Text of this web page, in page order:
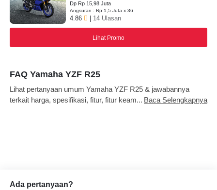
Dp Rp 15,98 Juta
Angsuran : Rp 1,5 Juta x 36
4.86 14 Ulasan
Lihat Promo
FAQ Yamaha YZF R25
Lihat pertanyaan umum Yamaha YZF R25 & jawabannya
terkait harga, spesifikasi, fitur, fitur keamanan, warna, interior
Baca Selengkapnya
Ada pertanyaan?